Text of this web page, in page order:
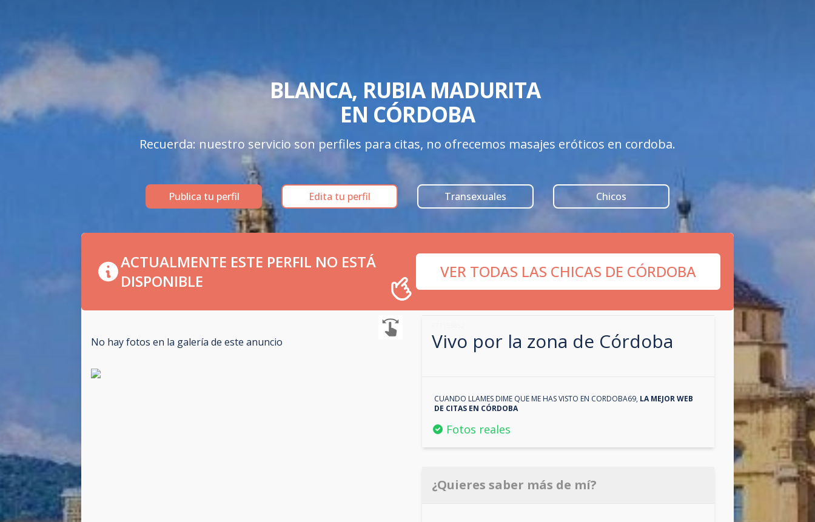
BLANCA, RUBIA MADURITA
EN CÓRDOBA
Recuerda: nuestro servicio son perfiles para citas, no ofrecemos masajes eróticos en cordoba.
Publica tu perfil Edita tu perfil Transexuales Chicos
ACTUALMENTE ESTE PERFIL NO ESTÁ
DISPONIBLE
VER TODAS LAS CHICAS DE CÓRDOBA
No hay fotos en la galería de este anuncio Vivo por la zona de Córdoba
CUANDO LLAMES DIME QUE ME HAS VISTO EN CORDOBA69, LA MEJOR WEB
DE CITAS EN CÓRDOBA
Fotos reales
¿Quieres saber más de mí?